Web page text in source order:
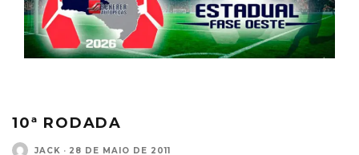
10ª RODADA
JACK · 28 DE MAIO DE 2011